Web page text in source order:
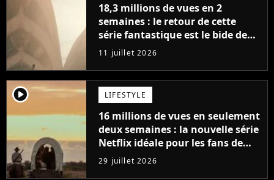
18,3 millions de vues en 2
semaines : le retour de cette
série fantastique est le bide de
l'année sur Netflix
11 juillet 2026
player2 LIFESTYLE
16 millions de vues en seulement
deux semaines : la nouvelle série
Netflix idéale pour les fans de
Yellowstone
29 juillet 2026